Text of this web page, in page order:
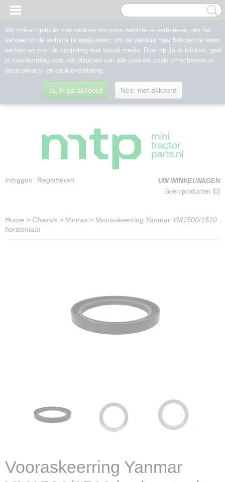
Inloggen Registreren
UW WINKELWAGEN
Geen producten (0)
Home > Chassis > Vooras > Vooraskeerring Yanmar YM1500/1510
horizontaal
Vooraskeerring Yanmar
Wij maken gebruik van cookies om onze website te verbeteren, om het
verkeer op de website te analyseren, om de website naar behoren te laten
werken en voor de koppeling met social media. Door op Ja te klikken, geef
je toestemming voor het plaatsen van alle cookies zoals omschreven in
onze privacy- en cookieverklaring.
Ja, ik ga akkoord Nee, niet akkoord